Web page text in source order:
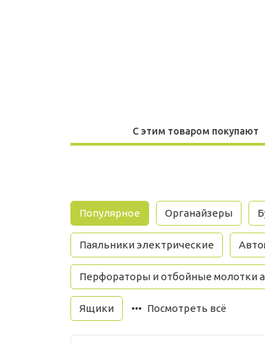
С этим товаром покупают
Популярное Органайзеры
Паяльники электрические
Перфораторы и отбойные молотки
Ящики Посмотреть всё